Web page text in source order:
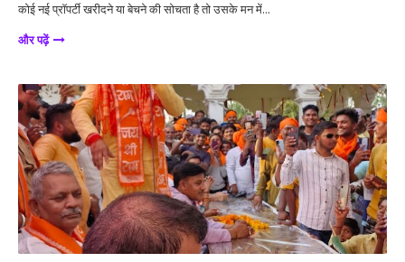
कोई नई प्रॉपर्टी खरीदने या बेचने की सोचता है तो उसके मन में...
और पढ़ें